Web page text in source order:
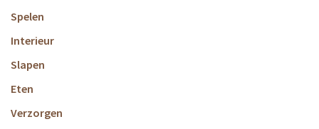
Spelen
Interieur
Slapen
Eten
Verzorgen